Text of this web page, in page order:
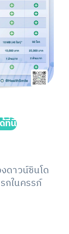
ที่นี่
ดาวน์ซินโด
กในครรภ์